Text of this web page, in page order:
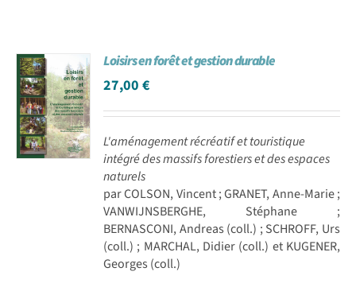
Loisirs en forêt et gestion durable
27,00€
L'aménagement récréatif et touristique
intégré des massifs forestiers et des espaces
naturels
par COLSON, Vincent ; GRANET, Anne-Marie ;
VANWIJNSBERGHE, Stéphane ;
BERNASCONI, Andreas (coll.) ; SCHROFF, Urs
(coll.) ; MARCHAL, Didier (coll.) et KUGENER,
Georges (coll.)